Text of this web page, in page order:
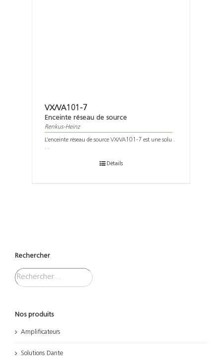
VX/VA101-7
Enceinte réseau de source
Renkus-Heinz
L’enceinte réseau de source VX/VA101-7 est une solu .
. .
Détails
Rechercher
Nos produits
Amplificateurs
Solutions Dante